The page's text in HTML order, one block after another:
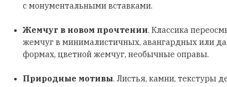
с монументальными вставками.
Жемчуг в новом прочтении. Классика
жемчуг в минималистичных, авангардных или
формах, цветной жемчуг, необычные оправы.
Природные мотивы. Листья, камни, текстуры